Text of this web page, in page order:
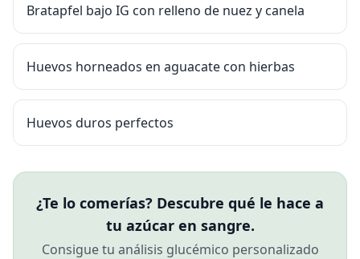
Bratapfel bajo IG con relleno de nuez y canela
Huevos horneados en aguacate con hierbas
Huevos duros perfectos
¿Te lo comerías? Descubre qué le hace a
tu azúcar en sangre.
Consigue tu análisis glucémico personalizado